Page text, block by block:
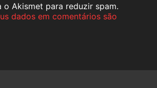
o Akismet para reduzir spam.
dados em comentários são